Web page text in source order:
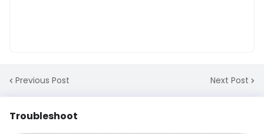
Previous Post Next Post
Troubleshoot